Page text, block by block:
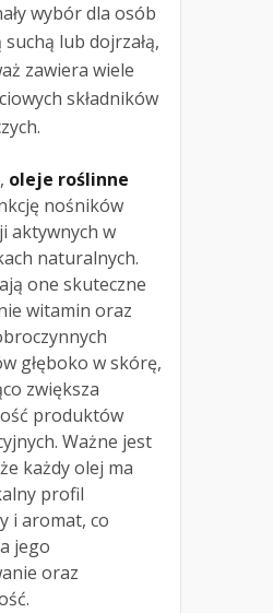
wybór dla osób
lub dojrzałą,
zawiera wiele
składników
oleje roślinne
nośników
aktywnych w
naturalnych.
one skuteczne
witamin oraz
głęboko w skórę,
zwiększa
produktów
Ważne jest
każdy olej ma
profil
i aromat, co
jego
oraz